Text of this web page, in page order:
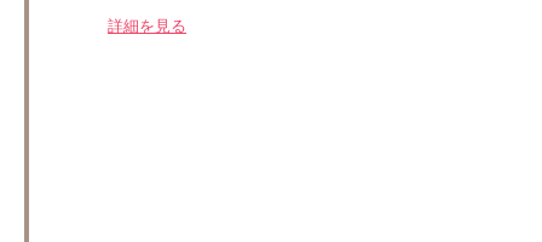
詳細を見る